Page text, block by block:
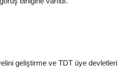
geliştirme ve TDT üye devletleri